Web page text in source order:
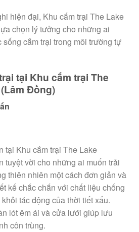
hiện đại, Khu cắm trại The Lake
chọn lý tưởng cho những ai
cắm trại trong môi trường tự
tại Khu cắm trại The
Đồng)
tại Khu cắm trại The Lake
tuyệt vời cho những ai muốn trải
thiên nhiên một cách đơn giản và
kế chắc chắn với chất liệu chống
tác động của thời tiết xấu.
lót êm ái và cửa lưới giúp lưu
côn trùng.